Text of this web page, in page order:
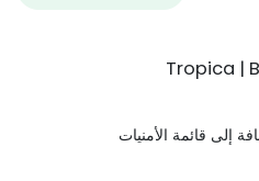
Tropica |
إلى قائمة الأمنيات